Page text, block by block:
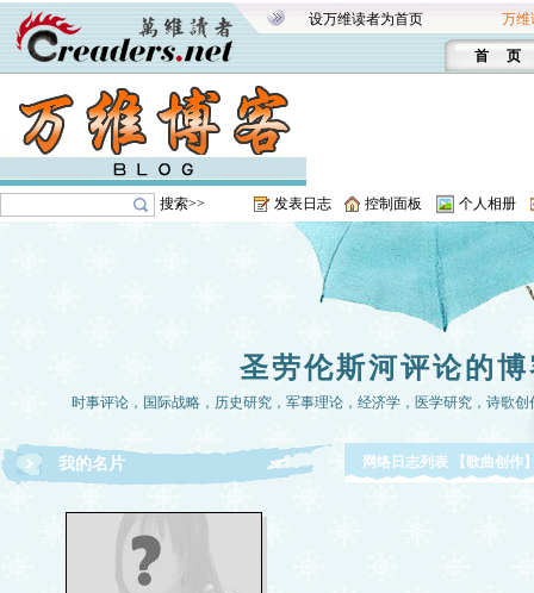
设万维读者为首页 万维
首 页
搜索>> 发表日志 控制面板 个人相册
圣劳伦斯河评论的
时事评论，国际战略，历史研究，军事理论，经济学，医学研究，诗歌
我的名片 网络日志列表 【歌曲创作